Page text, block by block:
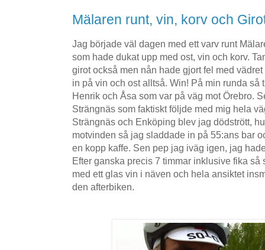
Mälaren runt, vin, korv och
Jag började väl dagen med ett varv runt
som hade dukat upp med ost, vin och korv.
girot också men nån hade gjort fel med
in på vin och ost alltså. Win! På min runda så
Henrik och Åsa som var på väg mot Örebro.
Strängnäs som faktiskt följde med mig hela
Strängnäs och Enköping blev jag dödstrött,
motvinden så jag sladdade in på 55:ans bar
en kopp kaffe. Sen pep jag iväg igen, jag
Efter ganska precis 7 timmar inklusive fika
med ett glas vin i näven och hela ansiktet
den afterbiken.